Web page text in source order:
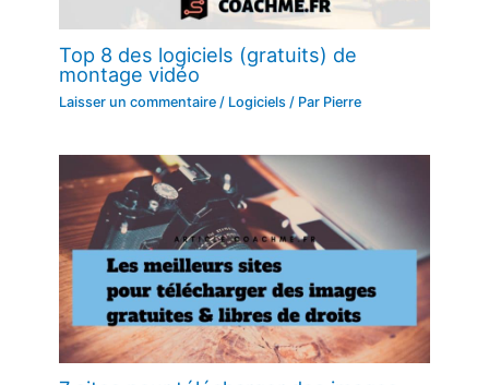
Top 8 des logiciels (gratuits) de
montage vidéo
Laisser un commentaire / Logiciels / Par Pierre